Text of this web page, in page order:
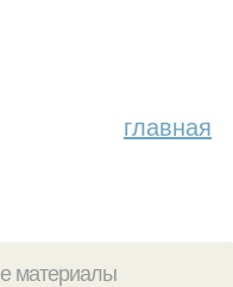
главная
материалы